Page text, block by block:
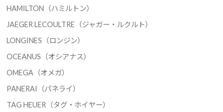
HAMILTON（ハミルトン）
JAEGER LECOULTRE（ジャガー・ルクルト）
LONGINES（ロンジン）
OCEANUS（オシアナス）
OMEGA（オメガ）
PANERAI（パネライ）
TAG HEUER（タグ・ホイヤー）